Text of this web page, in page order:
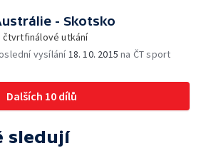
- Skotsko
čtvrtfinálové utkání
vysílání18. 10. 2015 na ČT sport
Dalších 10 dílů
sledují